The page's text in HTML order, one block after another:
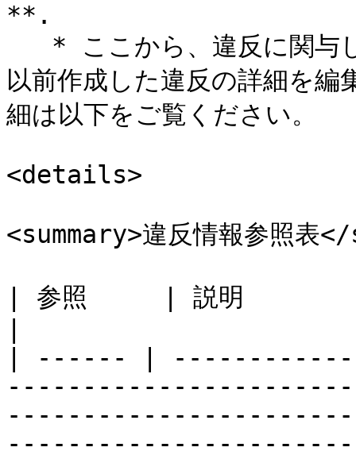
**.
以前作成した違反の詳細を
細は以下をご覧ください。
<details>
<summary>違反情報参照表
| 参照     | 説明
| ------ |